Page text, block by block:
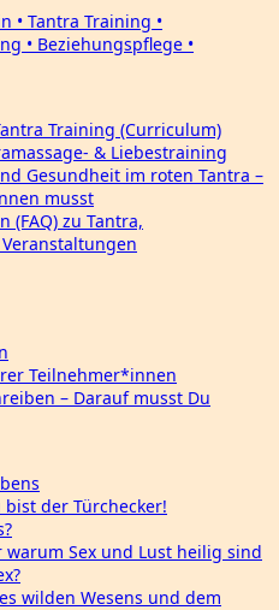
Training (Curriculum)
& Liebestraining
Gesundheit im roten Tantra –
musst
(FAQ) zu Tantra,
Teilnehmer*innen
– Darauf musst Du
der Türchecker!
warum Sex und Lust heilig sind
wilden Wesens und dem